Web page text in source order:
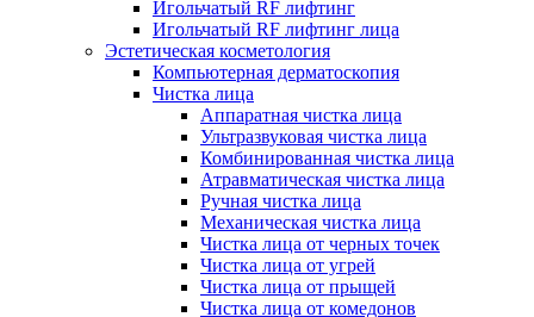
Игольчатый RF лифтинг
Игольчатый RF лифтинг лица
Эстетическая косметология
Компьютерная дерматоскопия
Чистка лица
Аппаратная чистка лица
Ультразвуковая чистка лица
Комбинированная чистка лица
Атравматическая чистка лица
Ручная чистка лица
Механическая чистка лица
Чистка лица от черных точек
Чистка лица от угрей
Чистка лица от прыщей
Чистка лица от комедонов